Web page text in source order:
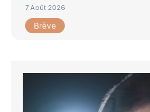
7 Août 2026
Brève